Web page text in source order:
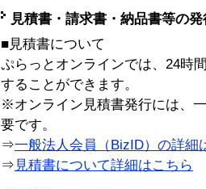
見積書・請求書・納品書等の
■見積書について
ぷらっとオンラインでは、24時
することができます。
※オンライン見積書発行には、
要です。
⇒一般法人会員（BizID）の詳細
⇒ 見積書について詳細はこちら